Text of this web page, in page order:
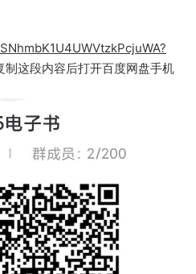
这段内容后打开百度网盘手机